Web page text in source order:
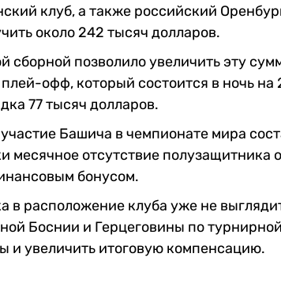
клуб, а также российский
около 242 тысяч долларов.
позволило увеличить эту
офф, который состоится в ночь на
77 тысяч долларов.
Башича в чемпионате мира
отсутствие полузащитника
бонусом.
в расположение клуба уже не
Боснии и Герцеговины по
и увеличить итоговую компенсацию.